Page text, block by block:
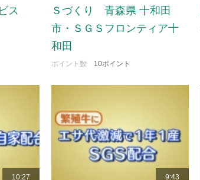
ス
Ｓづくり 青森県 十和田
市・ＳＧＳフロンティア十
和田
ポイント数 10ポイント
10:27 9:43